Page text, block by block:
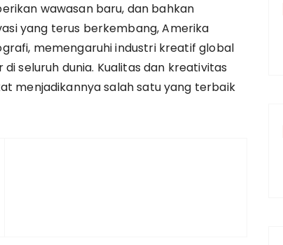
wawasan baru, dan bahkan
yang terus berkembang, Amerika
memengaruhi industri kreatif global
seluruh dunia. Kualitas dan kreativitas
menjadikannya salah satu yang terbaik